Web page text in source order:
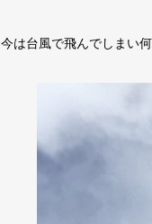
今は台風で飛んでしまい